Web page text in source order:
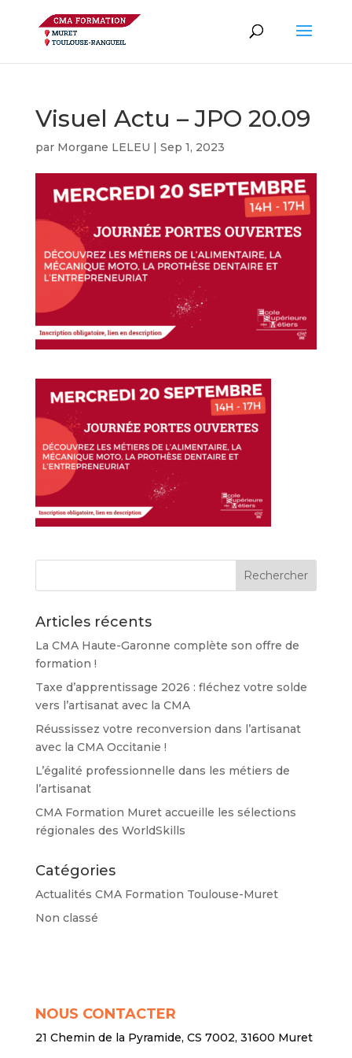
Visuel Actu – JPO 20.09
par Morgane LELEU | Sep 1, 2023
Articles récents
La CMA Haute-Garonne complète son offre de
formation !
Taxe d’apprentissage 2026 : fléchez votre solde
vers l’artisanat avec la CMA
Réussissez votre reconversion dans l’artisanat
avec la CMA Occitanie !
L’égalité professionnelle dans les métiers de
l’artisanat
CMA Formation Muret accueille les sélections
régionales des WorldSkills
Catégories
Actualités CMA Formation Toulouse-Muret
Non classé
NOUS CONTACTER
21 Chemin de la Pyramide, CS 7002, 31600 Muret